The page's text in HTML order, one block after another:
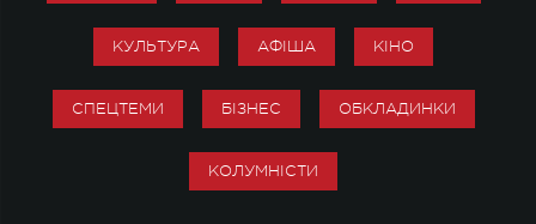
КУЛЬТУРА АФІША КІНО
СПЕЦТЕМИ БІЗНЕС ОБКЛАДИНКИ
КОЛУМНІСТИ